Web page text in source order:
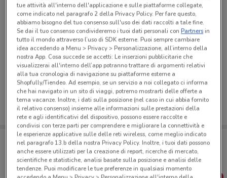
Ci dispiace, al momento non abbiamo pubblicato
volantini nella tua zona. Riprova più tardi.
Porta DoveConviene sempre con te!
Puoi trovare le migliori offerte dei negozi vicino a te,
salvarle e creare la tua lista del risparmio, comodamente
dal tuo cellulare.
tue attività all'interno dell'applicazione e sulle piattaforme collegate,
come indicato nel paragrafo 2 della Privacy Policy. Per fare questo,
abbiamo bisogno del tuo consenso sull'uso dei dati raccolti a tale fine.
Se dai il tuo consenso condivideremo i tuoi dati personali conPartnersin
tutto il mondo attraverso l’uso di SDK esterne. Puoi sempre cambiare
idea accedendo a Menu > Privacy > Personalizzazione, all’interno della
nostra App. Cosa succede se accetti: Le inserzioni pubblicitarie che
visualizzerai all'interno dell’app potranno trattare di argomenti relativi
alla tua cronologia di navigazione su piattaforme esterne a
Shopfully/Tiendeo. Ad esempio, se un servizio a noi collegato ci informa
che hai navigato in un sito di viaggi, potremo mostrarti delle offerte a
tema vacanze. Inoltre, i dati sulla posizione (nel caso in cui abbia fornito
il relativo consenso) insieme alle informazioni sulle prestazioni della
rete e agli identificativi del dispositivo, possono essere raccolte e
condivisi con terze parti per comprendere e migliorare la connettività e
le esperienze applicative sulle delle reti wireless, come meglio indicato
nel paragrafo 13.b della nostra Privacy Policy. Inoltre, i tuoi dati possono
anche essere utilizzati per la creazione di report, ricerche di mercato,
scientifiche e statistiche, analisi basate sulla posizione e analisi delle
tendenze. Puoi modificare le tue preferenze in qualsiasi momento